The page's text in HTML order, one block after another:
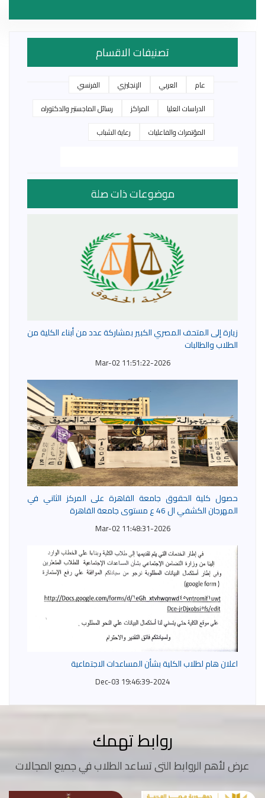
تصنيفات الاقسام
عام العربي الإنجليزي
الفرنسي
الدراسات العليا
المراكز
رسائل الماجستير والدكتوراه
المؤتمرات والفاعليات
رعاية الشباب
موضوعات ذات صلة
زيارة إلى المتحف المصري الكبير بمشاركة عدد من أبناء الكلية من
الطلاب والطالبات
2026-Mar-02 11:51:22
حصول كلية الحقوق جامعة القاهرة على المركز الثاني في
المهرجان الكشفي ال 46 ع مستوى جامعة القاهرة
2026-Mar-02 11:48:31
اعلان هام لطلاب الكلية بشأن المساعدات الاجتماعية
2024-Dec-03 19:46:39
روابط تهمك
عرض لأهم الروابط التى تساعد الطلاب في جميع المجالات